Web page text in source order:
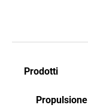
Prodotti